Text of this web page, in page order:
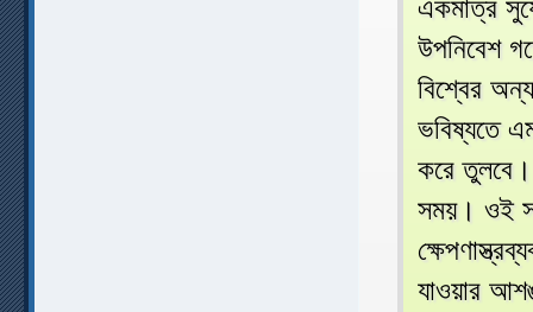
একমাত্র
উপনিবেশ
বিশ্বের
ভবিষ্যতে
করে তুলবে।
সময়। ওই
যাওয়ার